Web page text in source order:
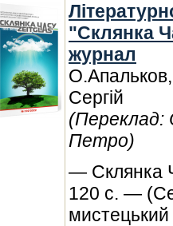
"Склянка
журнал
Сергій
(Переклад:
Петро)
— Склянка
120 с. —